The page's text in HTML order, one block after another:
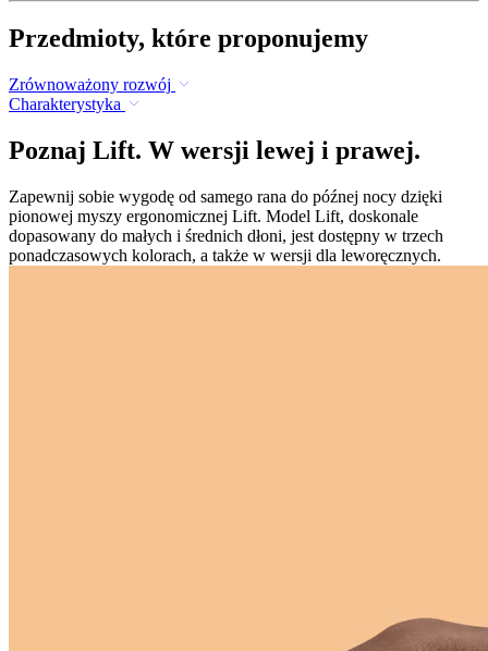
Przedmioty, które proponujemy
Zrównoważony rozwój
Charakterystyka
Poznaj Lift. W wersji lewej i prawej.
Zapewnij sobie wygodę od samego rana do późnej nocy dzięki
pionowej myszy ergonomicznej Lift. Model Lift, doskonale
dopasowany do małych i średnich dłoni, jest dostępny w trzech
ponadczasowych kolorach, a także w wersji dla leworęcznych.